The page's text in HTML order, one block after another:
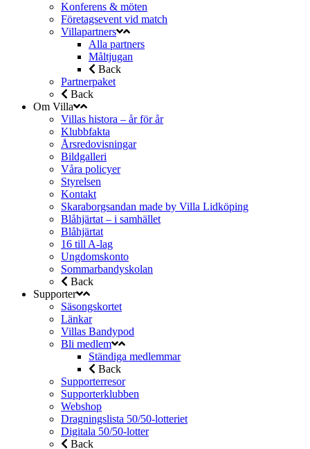
Konferens & möten
Företagsevent vid match
Villapartners
Alla partners
Måltjugan
Back
Partnerpaket
Back
Om Villa
Villas histora – år för år
Klubbfakta
Årsredovisningar
Bildgalleri
Våra policyer
Styrelsen
Kontakt
Skaraborgsandan made by Villa Lidköping
Blåhjärtat – i samhället
Blåhjärtat
16 till A-lag
Ungdomskonto
Sommarbandyskolan
Back
Supporter
Säsongskortet
Länkar
Villas Bandypod
Bli medlem
Ständiga medlemmar
Back
Supporterresor
Supporterklubben
Webshop
Dragningslista 50/50-lotteriet
Digitala 50/50-lotter
Back